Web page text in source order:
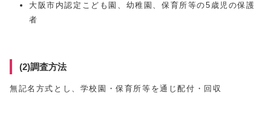
大阪市内認定こども園、幼稚園、保育所等の5歳児の保護
者
(2)調査方法
無記名方式とし、学校園・保育所等を通じ配付・回収